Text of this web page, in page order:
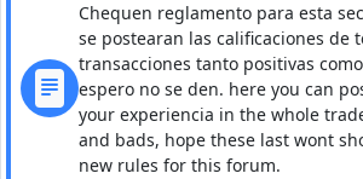
Chequen reglamento para esta
se postearan las calificaciones de
transacciones tanto positivas
espero no se den. here you can
your experiencia in the whole
and bads, hope these last wont
new rules for this forum.